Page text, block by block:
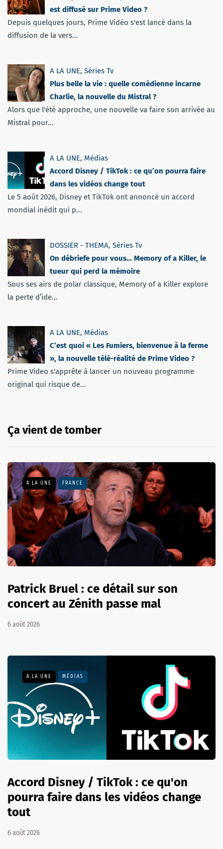
est diffusé sur Prime Video ?
Depuis quelques jours, Prime Vidéo s'est lancé dans la
diffusion de la vers...
A LA UNE, Séries Tv
Plus belle la vie : quelle comédienne incarne
Charlie, la nouvelle du Mistral ?
Alors que l'été approche, une nouvelle va faire son arrivée au
Mistral pour...
A LA UNE, Médias
Accord Disney / TikTok : ce qu’on pourra faire
dans les vidéos change tout
Le 5 août 2026, Disney et TikTok ont annoncé un accord
mondial inédit qui p...
DOSSIER - THEMA, Séries Tv
On débriefe pour vous… Memory of a Killer, le
tueur qui perd la mémoire
Sous ses airs de polar classique, Memory of a Killer explore
la perte d’ide...
A LA UNE, Médias
C’est quoi « Les Fumiers, bienvenue à la ferme
», la nouvelle télé-réalité de Prime Video ?
Prime Video s'apprête à lancer un nouveau programme
original qui risque de...
Ça vient de tomber
A LA UNE FRANCE
Patrick Bruel : ce détail sur son
concert au Zénith passe mal
6 août 2026
A LA UNE MÉDIAS
Accord Disney / TikTok : ce qu'on
pourra faire dans les vidéos change
tout
6 août 2026